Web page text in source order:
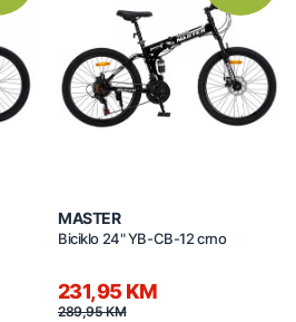
MASTER
Biciklo 24" YB-CB-12 crno
231,95 KM
289,95 KM